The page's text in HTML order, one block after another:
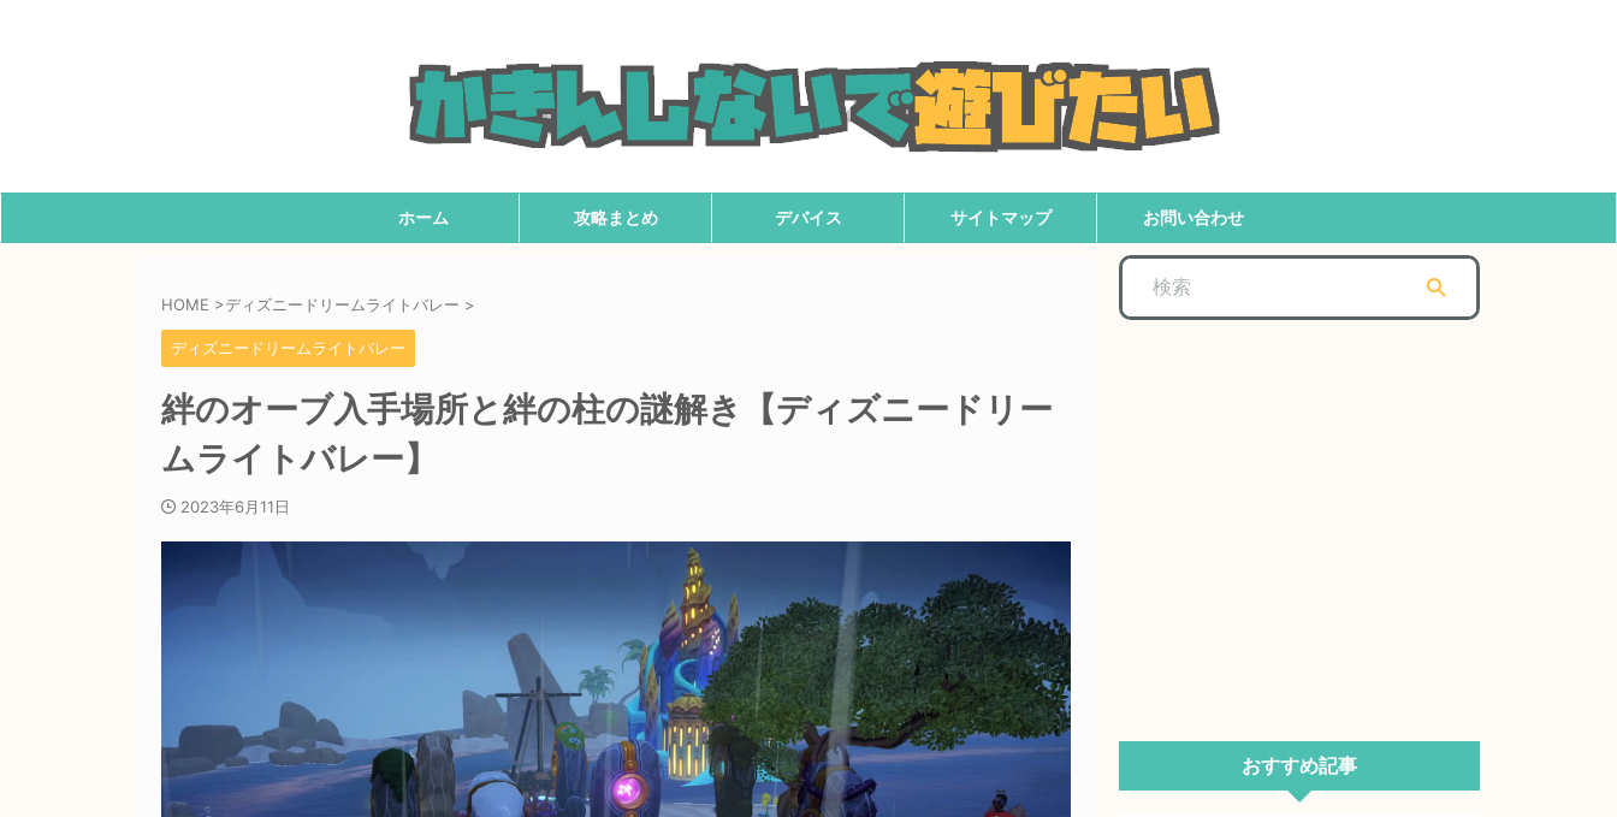
ホーム 攻略まとめ デバイス サイトマップ お問い合わせ
HOME >ディズニードリームライトバレー >
ディズニードリームライトバレー
絆のオーブ入手場所と絆の柱の謎解き【ディズニードリー
ムライトバレー】
2023年6月11日
おすすめ記事